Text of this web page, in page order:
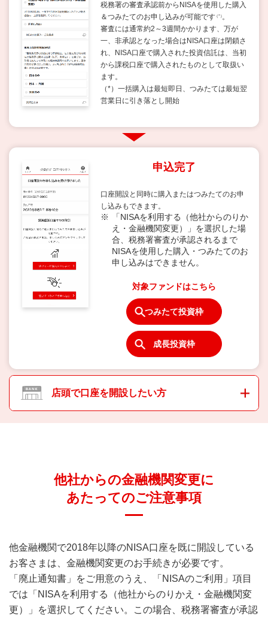
税務署の審査承認前からNISAを使用した購入
＆つみたてのお申し込みが可能です（*）。
審査には通常約2～3週間かかります、万が
一、非承認となった場合はNISA口座は閉鎖さ
れ、NISA口座で購入された投資信託は、当初
から課税口座で購入されたものとして取扱い
ます。
（*）一括購入は最短即日、つみたては最短翌
営業日に引き落とし開始
申込完了
口座開設と同時に購入またはつみたてのお申
し込みもできます。
「NISAを利用する（他社からのりか
え・金融機関変更）」を選択した場
合、税務署審査が承認されるまで
NISAを使用した購入・つみたてのお
申し込みはできません。
対象ファンドはこちら
つみたて投資枠
成長投資枠
店頭で口座を開設したい方
他社からの金融機関変更に
あたってのご注意事項
他金融機関で2018年以降のNISA口座を既に開設している
お客さまは、金融機関変更のお手続きが必要です。
「廃止通知書」をご用意のうえ、「NISAのご利用」項目
では「NISAを利用する（他社からのりかえ・金融機関変
更）」を選択してください。この場合、税務署審査が承認